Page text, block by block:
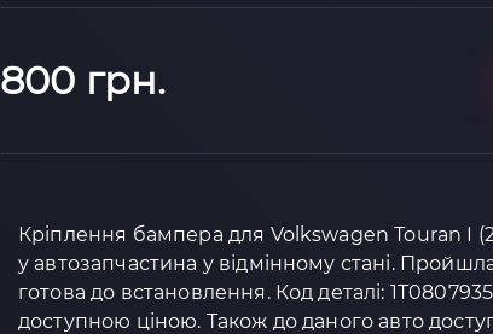
800 грн.
Кріплення бампера для Volkswagen Touran I
у автозапчастина у відмінному стані.
готова до встановлення. Код деталі:
доступною ціною. Також до даного авто